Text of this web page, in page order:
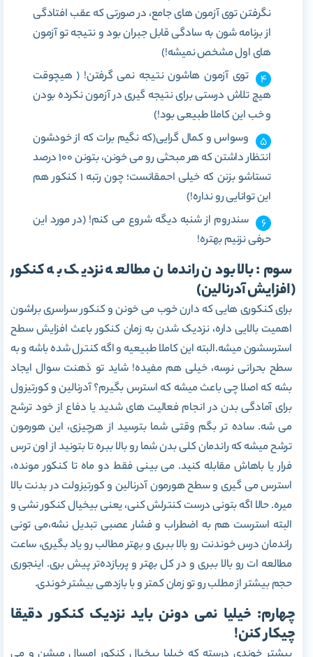
نگرفتن توی آزمون های جامع، در صورتی که عقب افتادگی
از برنامه شون به سادگی قابل جبران بود و نتیجه تو آزمون
های اول مشخص نمیشه!)
توی آزمون هاشون نتیجه نمی گرفتن! ( هیچوقت
هیچ تلاش درستی برای نتیجه گیری در آزمون نکرده بودن
و خب این کاملا طبیعی بود!)
وسواس و کمال گرایی(که نگیم برات که از خودشون
انتظار داشتن که هر مبحثی رو می خونن، بتونن 100 درصد
تستاشو بزنن که خیلی احمقانست؛ چون رتبه 1 کنکور هم
این توانایی رو نداره!)
سندروم از شنبه دیگه شروع می کنم! (در مورد این
حرفی نزنیم بهتره!
سوم: بالا بودن راندمان مطالعه نزدیک به کنکور
(افزایش آدرنالین)
برای کنکوری هایی که دارن خوب می خونن و کنکور سراسری براشون
اهمیت بالایی داره، نزدیک شدن به زمان کنکور باعث افزایش سطح
استرسشون میشه.البته این کاملا طبیعیه و اگه کنترل شده باشه و به
سطح بحرانی نرسه، خیلی هم مفیده! شاید تو ذهنت سوال ایجاد
بشه که اصلا چی باعث میشه که استرس بگیرم؟ آدرنالین و کورتیزول
برای آمادگی بدن در انجام فعالیت های شدید یا دفاع از خود ترشح
می شه. ساده تر بگم وقتی شما بترسید از هرچیزی، این هورمون
ترشح میشه که راندمان کلی بدن شما رو بالا ببره تا بتونید از اون ترس
فرار یا باهاش مقابله کنید. می بینی فقط دو ماه تا کنکور مونده،
استرس می گیری و سطح هورمون آدرنالین و کورتیزولت در بدنت بالا
میره. حالا اگه بتونی درست کنترلش کنی، یعنی بیخیال کنکور نشی و
البته استرست هم به اضطراب و فشار عصبی تبدیل نشه،می تونی
راندمان درس خوندنت رو بالا ببری و بهتر مطالب رو یاد بگیری، ساعت
مطالعه ات رو بالا ببری و در کل بهتر و پربازده‌تر پیش بری. اینجوری
حجم بیشتر از مطلب رو تو زمان کمتر و با بازدهی بیشتر خوندی.
چهارم: خیلیا نمی دونن باید نزدیک کنکور دقیقا
چیکار کنن!